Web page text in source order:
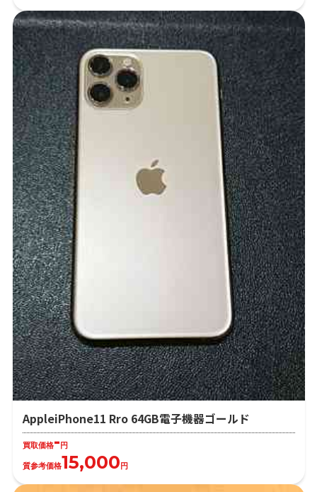
AppleiPhone11 Rro 64GB電子機器ゴールド
買取価格- 円
質参考価格15,000 円